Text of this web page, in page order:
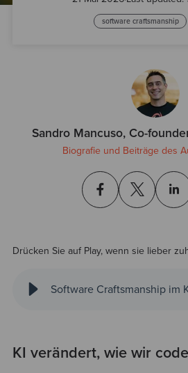
software craftsmanship
Sandro Mancuso, Co-
Biografie und Beiträge des
Drücken Sie auf Play, wenn sie lieber
KI verändert, wie wir